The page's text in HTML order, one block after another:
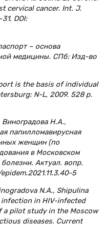
cervical cancer. Int. J.
DOI:
– основа
медицины. СПб: Изд-во
is the basis of individual
N-L, 2009. 528 p.
Н.А.,
папилломавирусная
женщин (по
в Московском
Актуал. вопр.
5
N.A., Shipulina
infection in HIV-infected
a pilot study in the Moscow
diseases. Сurrent